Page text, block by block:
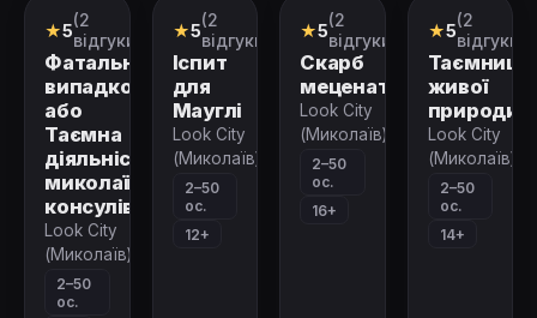
Міський
квест
★5(2
відгуки)
Фатальна
випадковість,
або
Таємна
діяльність
миколаївських
консулів
Look City
(Миколаїв)
2–50
ос.
Міський
квест
★5(2
відгуки)
Іспит
для
Мауглі
Look City
(Миколаїв)
2–50
ос.
12+
Міський
квест
★5(2
відгуки)
Скарб
меценату
Look City
(Миколаїв)
2–50
ос.
16+
Міський
квест
★5(2
відгуки)
Таємниці
живої
природи
Look City
(Миколаїв)
2–50
ос.
14+